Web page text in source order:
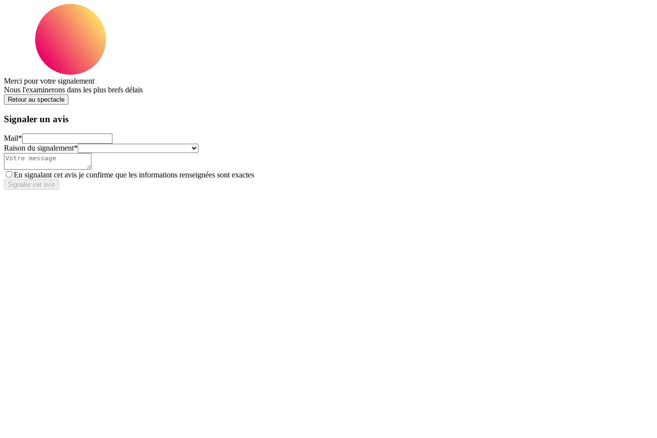
Merci pour votre signalement
Nous l'examinerons dans les plus brefs délais
Retour au spectacle
Signaler un avis
Mail*
Raison du signalement*
En signalant cet avis je confirme que les informations renseignées sont exactes
Signaler cet avis